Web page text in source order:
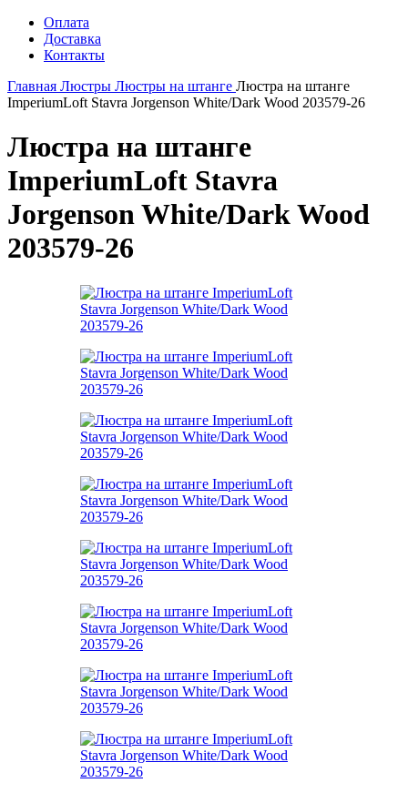
Оплата
Доставка
Контакты
Главная Люстры Люстры на штанге Люстра на штанге
ImperiumLoft Stavra Jorgenson White/Dark Wood 203579-26
Люстра на штанге
ImperiumLoft Stavra
Jorgenson White/Dark Wood
203579-26